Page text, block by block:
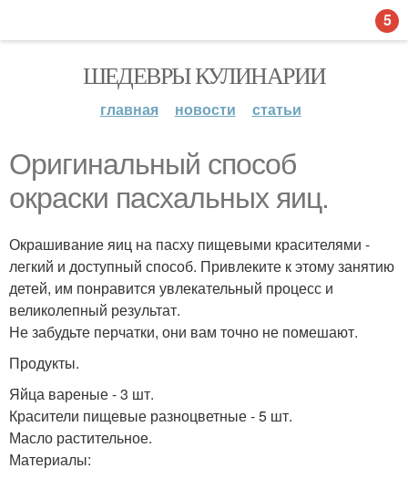
ШЕДЕВРЫ КУЛИНАРИИ
главная новости статьи
Оригинальный способ
окраски пасхальных яиц.
Окрашивание яиц на пасху пищевыми красителями -
легкий и доступный способ. Привлеките к этому занятию
детей, им понравится увлекательный процесс и
великолепный результат.
Не забудьте перчатки, они вам точно не помешают.
Продукты.
Яйца вареные - 3 шт.
Красители пищевые разноцветные - 5 шт.
Масло растительное.
Материалы:
5